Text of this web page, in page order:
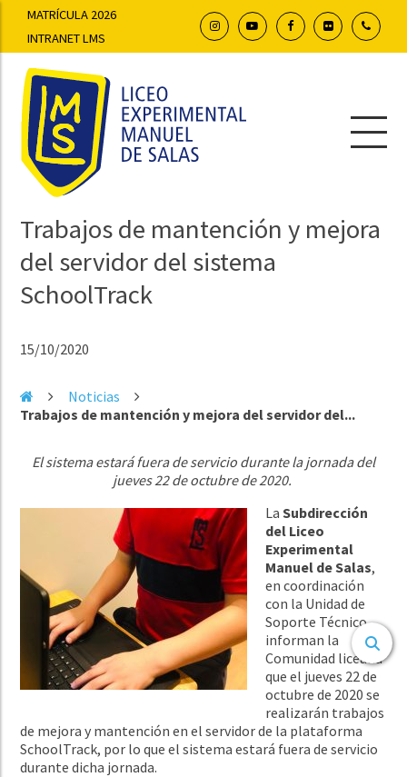
MATRÍCULA 2026
INTRANET LMS
Trabajos de mantención y mejora
del servidor del sistema
SchoolTrack
15/10/2020
Noticias
Trabajos de mantención y mejora del servidor del...
El sistema estará fuera de servicio durante la jornada del
jueves 22 de octubre de 2020.
LaSubdirección
del Liceo
Experimental
Manuel de Salas,
en coordinación
con la Unidad de
Soporte Técnico,
informan la
Comunidad liceana
que el jueves 22 de
octubre de 2020 se
realizarán trabajos
de mejora y mantención en el servidor de la plataforma
SchoolTrack, por lo que el sistema estará fuera de servicio
durante dicha jornada.